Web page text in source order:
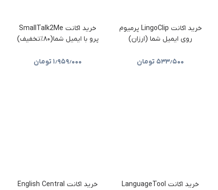
خرید اکانت LingoClip پرمیوم
روی ایمیل شما (ارزان)
۵۳۳٫۵۰۰ تومان
خرید اکانت SmallTalk2Me
پرو با ایمیل شما(۸۰٪تخفیف)
۱٫۹۵۹٫۰۰۰ تومان
خرید اکانت LanguageTool
خرید اکانت English Central